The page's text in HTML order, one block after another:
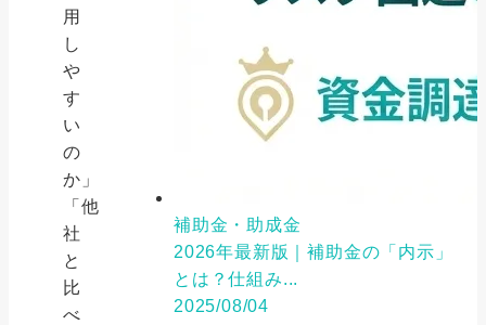
用
し
や
す
い
の
か」
「他
社
と
比
べ
補助金・助成金
2026年最新版｜補助金の「内示」
とは？仕組み...
2025/08/04